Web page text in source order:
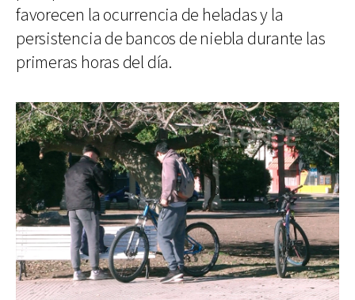
favorecen la ocurrencia de heladas y la
persistencia de bancos de niebla durante las
primeras horas del día.